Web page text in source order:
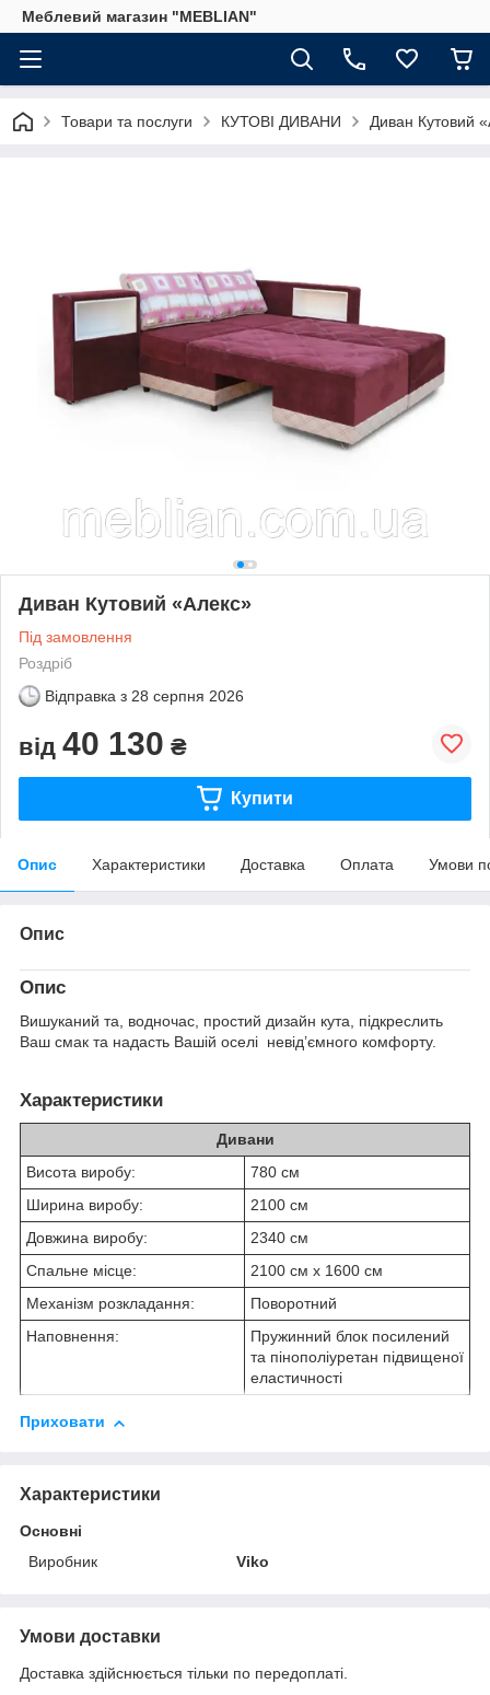
Меблевий магазин "MEBLIAN"
Товари та послуги КУТОВІ ДИВАНИ Диван Кутовий
Диван Кутовий «Алекс»
Під замовлення
Роздріб
Відправка з 28 серпня 2026
від 40 130 ₴
Купити
Опис Характеристики Доставка Оплата Умови
Опис
Опис
Вишуканий та, водночас, простий дизайн кута, підкреслить
Ваш смак та надасть Вашій оселі невід’ємного комфорту.
Характеристики
Дивани
Висота виробу:
780 см
Ширина виробу:
2100 см
Довжина виробу:
2340 см
Спальне місце:
2100 см х 1600 см
Механізм розкладання:
Поворотний
Наповнення:
Пружинний блок посилений
та пінополіуретан підвищеної
еластичності
Приховати
Характеристики
Основні
Виробник
Viko
Умови доставки
Доставка здійснюється тільки по передоплаті.